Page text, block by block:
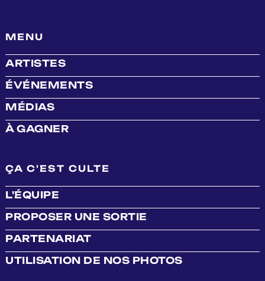
MENU
ARTISTES
ÉVÉNEMENTS
MÉDIAS
À GAGNER
ÇA C'EST CULTE
L'ÉQUIPE
PROPOSER UNE SORTIE
PARTENARIAT
UTILISATION DE NOS PHOTOS